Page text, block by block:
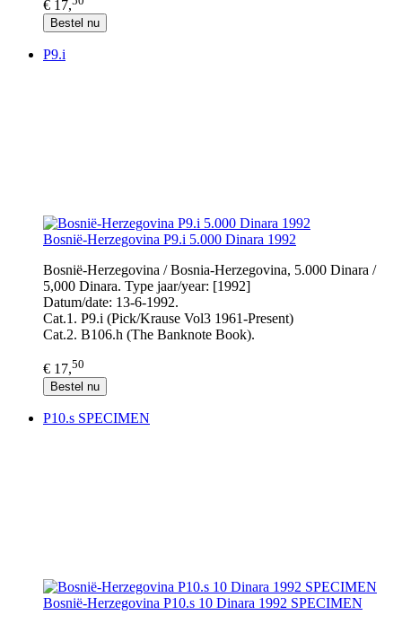
€ 17,
Bestel nu
P9.i
Bosnië-Herzegovina P9.i 5.000 Dinara 1992
Bosnië-Herzegovina / Bosnia-Herzegovina, 5.000 Dinara /
5,000 Dinara. Type jaar/year: [1992]
Datum/date: 13-6-1992.
Cat.1. P9.i (Pick/Krause Vol3 1961-Present)
Cat.2. B106.h (The Banknote Book).
€ 17,50
Bestel nu
P10.s SPECIMEN
Bosnië-Herzegovina P10.s 10 Dinara 1992 SPECIMEN